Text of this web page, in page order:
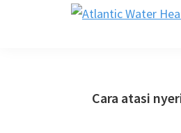
Cara atasi